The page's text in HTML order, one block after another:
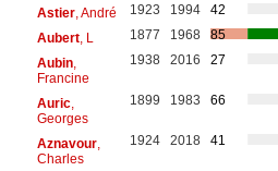
Astier, André 1923 1994
42
Aubert, L 1877 1968
85
Aubin,
Francine
1938 2016 27
Auric,
Georges
1899 1983 66
Aznavour,
Charles
1924 2018 41